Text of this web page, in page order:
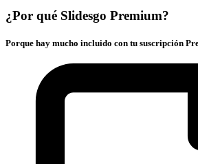
¿Por qué Slidesgo Premium?
Porque hay mucho incluido con tu suscripción